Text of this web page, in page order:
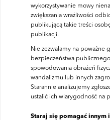
wykorzystywanie mowy
zwiększania wrażliwości
publikującą takie treści
publikacji.
Nie zezwalamy na poważne
bezpieczeństwa
spowodowania obrażeń
wandalizmu lub innych
Starannie analizujemy
ustalić ich wiarygodność na
Staraj się pomagać innym